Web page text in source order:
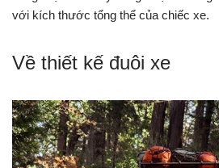
với kích thước tổng thể của chiếc xe.
Về thiết kế đuôi xe